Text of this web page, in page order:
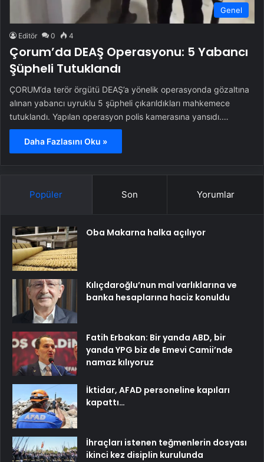
Genel
Editör 0 4
Çorum’da DEAŞ Operasyonu: 5 Yabancı
Şüpheli Tutuklandı
ÇORUM’da terör örgütü DEAŞ’a yönelik operasyonda gözaltına
alınan yabancı uyruklu 5 şüpheli çıkarıldıkları mahkemece
tutuklandı. Yapılan operasyon polis kamerasına yansıdı.…
Daha Fazlasını Oku »
Popüler Son Yorumlar
Oba Makarna halka açılıyor
Kılıçdaroğlu’nun mal varlıklarına ve
banka hesaplarına haciz konuldu
Fatih Erbakan: Bir yanda ABD, bir
yanda YPG biz de Emevi Camii’nde
namaz kılıyoruz
İktidar, AFAD personeline kapıları
kapattı…
İhraçları istenen teğmenlerin dosyası
ikinci kez disiplin kurulunda